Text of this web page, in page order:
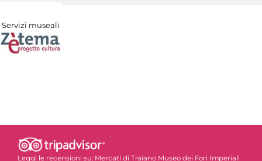
Servizi museali
Leggi le recensioni su: Mercati di Traiano Museo dei Fori Imperiali